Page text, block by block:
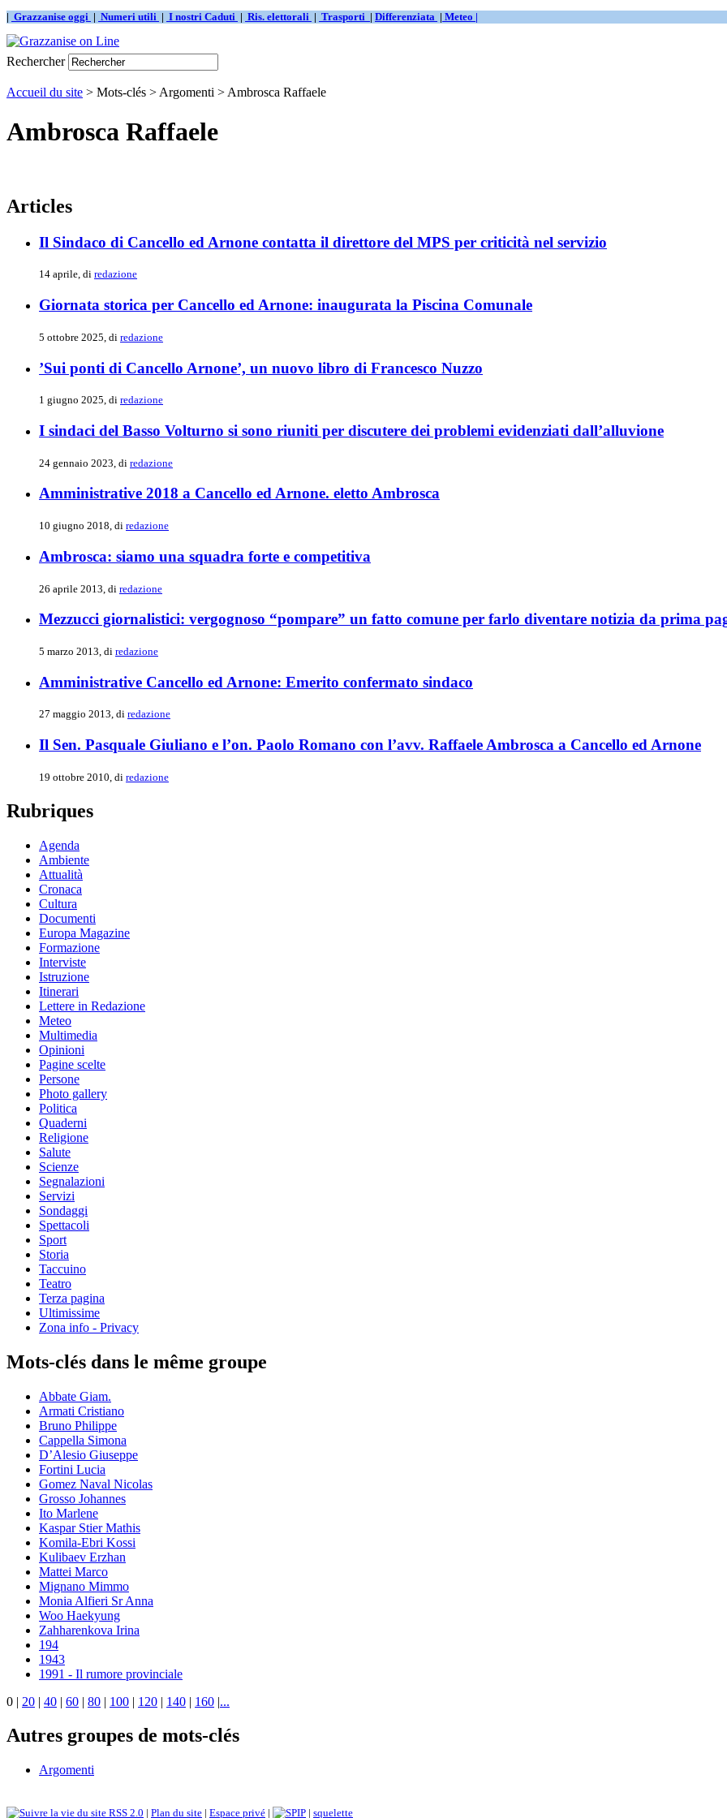
| Grazzanise oggi | Numeri utili | I nostri Caduti | Ris. elettorali | Trasporti | Differenziata | Meteo |
Rechercher
Accueil du site > Mots-clés > Argomenti > Ambrosca Raffaele
Ambrosca Raffaele
Articles
Il Sindaco di Cancello ed Arnone contatta il direttore del MPS per criticità nel servizio
14 aprile, di redazione
Giornata storica per Cancello ed Arnone: inaugurata la Piscina Comunale
5 ottobre 2025, di redazione
’Sui ponti di Cancello Arnone’, un nuovo libro di Francesco Nuzzo
1 giugno 2025, di redazione
I sindaci del Basso Volturno si sono riuniti per discutere dei problemi evidenziati dall’alluvione
24 gennaio 2023, di redazione
Amministrative 2018 a Cancello ed Arnone. eletto Ambrosca
10 giugno 2018, di redazione
Ambrosca: siamo una squadra forte e competitiva
26 aprile 2013, di redazione
Mezzucci giornalistici: vergognoso “pompare” un fatto comune per farlo diventare notizia da prima
5 marzo 2013, di redazione
Amministrative Cancello ed Arnone: Emerito confermato sindaco
27 maggio 2013, di redazione
Il Sen. Pasquale Giuliano e l’on. Paolo Romano con l’avv. Raffaele Ambrosca a Cancello ed Arnone
19 ottobre 2010, di redazione
Rubriques
Agenda
Ambiente
Attualità
Cronaca
Cultura
Documenti
Europa Magazine
Formazione
Interviste
Istruzione
Itinerari
Lettere in Redazione
Meteo
Multimedia
Opinioni
Pagine scelte
Persone
Photo gallery
Politica
Quaderni
Religione
Salute
Scienze
Segnalazioni
Servizi
Sondaggi
Spettacoli
Sport
Storia
Taccuino
Teatro
Terza pagina
Ultimissime
Zona info - Privacy
Mots-clés dans le même groupe
Abbate Giam.
Armati Cristiano
Bruno Philippe
Cappella Simona
D’Alesio Giuseppe
Fortini Lucia
Gomez Naval Nicolas
Grosso Johannes
Ito Marlene
Kaspar Stier Mathis
Komila-Ebri Kossi
Kulibaev Erzhan
Mattei Marco
Mignano Mimmo
Monia Alfieri Sr Anna
Woo Haekyung
Zahharenkova Irina
194
1943
1991 - Il rumore provinciale
0 | 20 | 40 | 60 | 80 | 100 | 120 | 140 | 160 |...
Autres groupes de mots-clés
Argomenti
RSS 2.0 | Plan du site | Espace privé | | squelette